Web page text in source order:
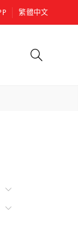
繁體中文